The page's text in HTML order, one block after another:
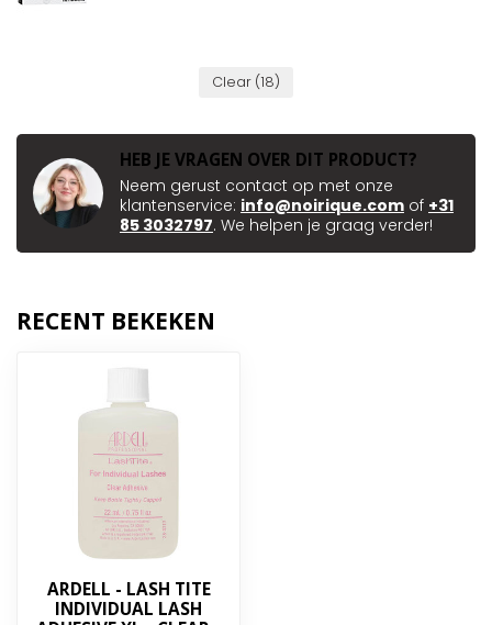
Clear (18)
HEB JE VRAGEN OVER DIT PRODUCT?
Neem gerust contact op met onze
klantenservice: info@noirique.com of +31
85 3032797. We helpen je graag verder!
RECENT BEKEKEN
ARDELL - LASH TITE
INDIVIDUAL LASH